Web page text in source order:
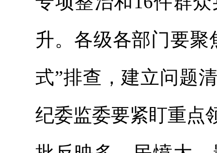
升。各级各部门要
式”排查，建立问题
纪委监委要紧盯重点